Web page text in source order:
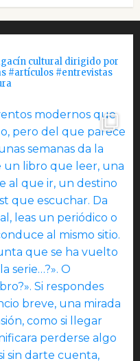
cultural dirigido por
#artículos #entrevistas